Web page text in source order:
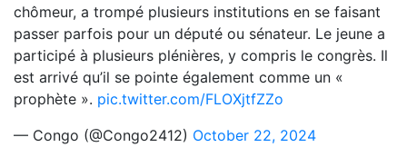
chômeur, a trompé plusieurs institutions en se faisant
passer parfois pour un député ou sénateur. Le jeune a
participé à plusieurs plénières, y compris le congrès. Il
est arrivé qu’il se pointe également comme un «
prophète ». pic.twitter.com/FLOXjtfZZo
— Congo (@Congo2412) October 22, 2024